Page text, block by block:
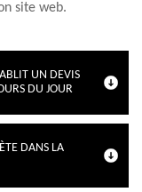
site web.
UN DEVIS
DU JOUR
DANS LA